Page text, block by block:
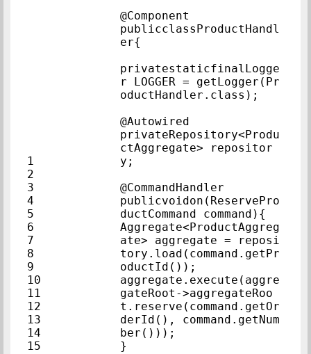
1
2
3
4
5
6
7
8
9
10
11
12
13
14
15
@Component
publicclassProductHandl
er{
privatestaticfinalLogge
r LOGGER = getLogger(Pr
@Autowired
privateRepository<Produ
ctAggregate> repositor
y;
publicvoidon(ReservePro
Aggregate<ProductAggreg
ate> aggregate = reposi
tory.load(command.getPr
oductId());
aggregate.execute(aggre
gateRoot->aggregateRoo
t.reserve(command.getOr
derId(), command.getNum
ber()));
}